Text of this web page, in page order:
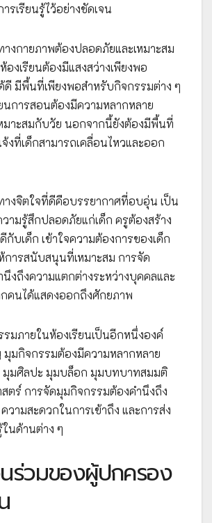
รเรียนรู้ไว้อย่างชัดเจน
งกายภาพต้องปลอดภัยและเหมาะสม
งเรียนต้องมีแสงสว่างเพียงพอ
ดี มีพื้นที่เพียงพอสำหรับกิจกรรมต่าง ๆ
การสอนต้องมีความหลากหลาย
มาะสมกับวัย นอกจากนี้ยังต้องมีพื้นที่
งที่เด็กสามารถเคลื่อนไหวและออก
างจิตใจที่ดีคือบรรยากาศที่อบอุ่น เป็น
วามรู้สึกปลอดภัยแก่เด็ก ครูต้องสร้าง
บเด็ก เข้าใจความต้องการของเด็ก
การสนับสนุนที่เหมาะสม การจัด
งถึงความแตกต่างระหว่างบุคคลและ
คนได้แสดงออกถึงศักยภาพ
มภายในห้องเรียนเป็นอีกหนึ่งองค์
มกิจกรรมต้องมีความหลากหลาย
มุมศิลปะ มุมบล็อก มุมบทบาทสมมติ
ตร์ การจัดมุมกิจกรรมต้องคำนึงถึง
วามสะดวกในการเข้าถึง และการส่ง
ในด้านต่าง ๆ
ร่วมของผู้ปกครอง